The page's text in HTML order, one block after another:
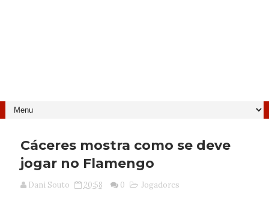
Cáceres mostra como se deve
jogar no Flamengo
Dani Souto 20:58 0 Jogadores